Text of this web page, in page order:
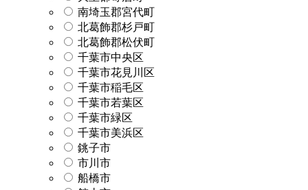
南埼玉郡宮代町
北葛飾郡杉戸町
北葛飾郡松伏町
千葉市中央区
千葉市花見川区
千葉市稲毛区
千葉市若葉区
千葉市緑区
千葉市美浜区
銚子市
市川市
船橋市